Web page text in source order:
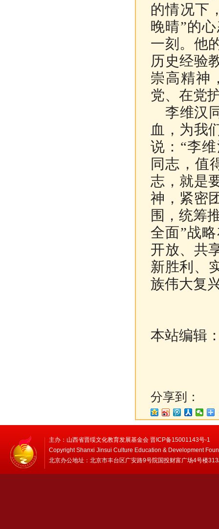
的情况下
晚晴”的
一刻。他
历史经验
崇高精神
党、在党
李维汉
血，为我
说：“李
同志，值
志，就是
神，紧密
围，统筹
全面”战
开放、共
新胜利、
族伟大复
本站编辑
分享到：
主办：山西省晋绥文化教育发展基金会 晋ICP备15001143号-1
Copyright Shanxi Jinsui Culture Education & Development
北京办公地址：北京市丰台区广安路9号院国投财富广场4号楼